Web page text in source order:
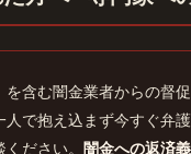
を含む闇金業者からの督
人で抱え込まず今すぐ弁
ださい。 闇金への返済